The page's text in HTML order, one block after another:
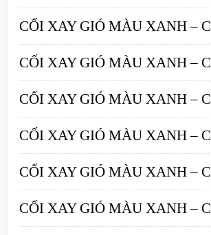
CỐI XAY GIÓ MÀU XANH –
CỐI XAY GIÓ MÀU XANH –
CỐI XAY GIÓ MÀU XANH –
CỐI XAY GIÓ MÀU XANH –
CỐI XAY GIÓ MÀU XANH –
CỐI XAY GIÓ MÀU XANH –